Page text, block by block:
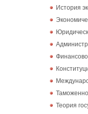
История
Теория